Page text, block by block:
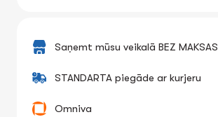
Saņemt mūsu veikalā BEZ MAKSAS
STANDARTA piegāde ar kurjeru
Omniva